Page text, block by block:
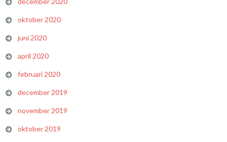
oktober 2020
juni 2020
april 2020
februari 2020
december 2019
november 2019
oktober 2019